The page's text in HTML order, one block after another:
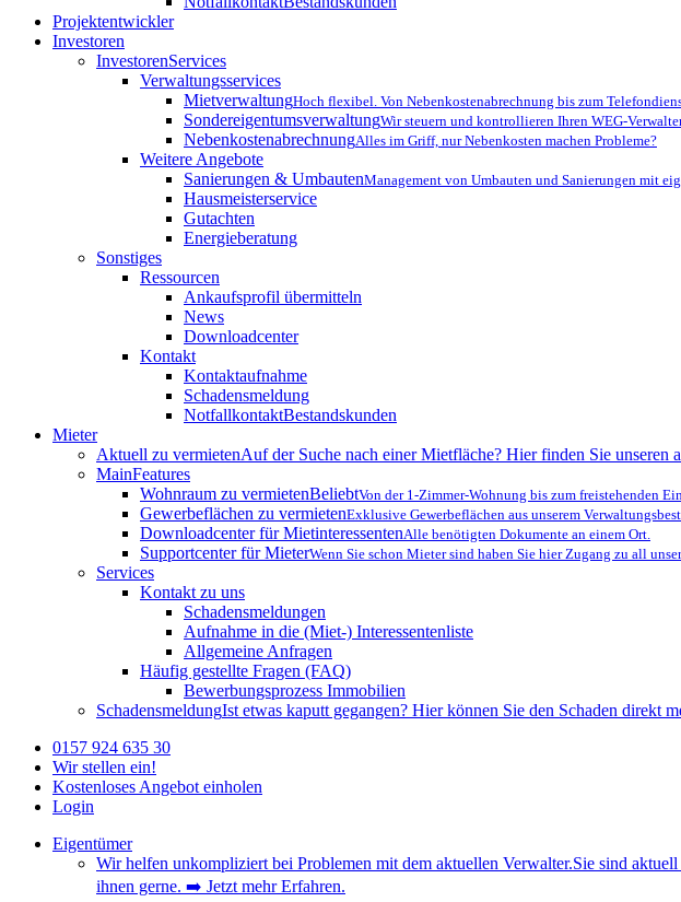
Projektentwickler
Investoren
InvestorenServices
Verwaltungsservices
MietverwaltungHoch flexibel. Von Nebenkostenabrechnung bis zum
SondereigentumsverwaltungWir steuern und kontrollieren Ihren WEG-
NebenkostenabrechnungAlles im Griff, nur Nebenkosten machen Probleme?
Weitere Angebote
Sanierungen & UmbautenManagement von Umbauten und Sanierungen mit
Hausmeisterservice
Gutachten
Energieberatung
Sonstiges
Ressourcen
Ankaufsprofil übermitteln
News
Downloadcenter
Kontakt
Kontaktaufnahme
Schadensmeldung
NotfallkontaktBestandskunden
Mieter
Aktuell zu vermietenAuf der Suche nach einer Mietfläche? Hier finden Sie unseren
MainFeatures
Wohnraum zu vermietenBeliebtVon der 1-Zimmer-Wohnung bis zum freistehenden
Gewerbeflächen zu vermietenExklusive Gewerbeflächen aus unserem
Downloadcenter für MietinteressentenAlle benötigten Dokumente an einem Ort.
Supportcenter für MieterWenn Sie schon Mieter sind haben Sie hier Zugang zu all
Services
Kontakt zu uns
Schadensmeldungen
Aufnahme in die (Miet-) Interessentenliste
Allgemeine Anfragen
Häufig gestellte Fragen (FAQ)
Bewerbungsprozess Immobilien
SchadensmeldungIst etwas kaputt gegangen? Hier können Sie den Schaden direkt
0157 924 635 30
Wir stellen ein!
Kostenloses Angebot einholen
Login
Eigentümer
Wir helfen unkompliziert bei Problemen mit dem aktuellen Verwalter.Sie sind
ihnen gerne. ➡️ Jetzt mehr Erfahren.